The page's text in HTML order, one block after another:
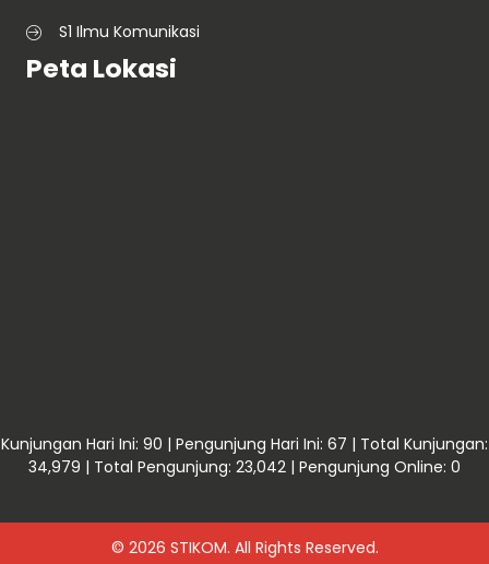
S1 Ilmu Komunikasi
Peta Lokasi
Kunjungan Hari Ini: 90 | Pengunjung Hari Ini: 67 | Total Kunjungan:
34,979 | Total Pengunjung: 23,042 | Pengunjung Online: 0
© 2026 STIKOM. All Rights Reserved.